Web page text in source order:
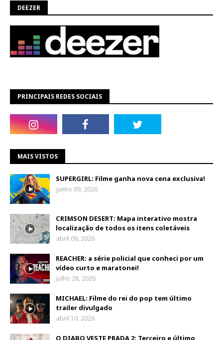
DEEZER
PRINCIPAIS REDES SOCIAIS
MAIS VISTOS
SUPERGIRL: Filme ganha nova cena exclusiva!
junho 09, 2026
CRIMSON DESERT: Mapa interativo mostra
localização de todos os itens coletáveis
abril 09, 2026
REACHER: a série policial que conheci por um
vídeo curto e maratonei!
julho 28, 2026
MICHAEL: Filme do rei do pop tem último
trailer divulgado
abril 10, 2026
O DIABO VESTE PRADA 2: Terceiro e último